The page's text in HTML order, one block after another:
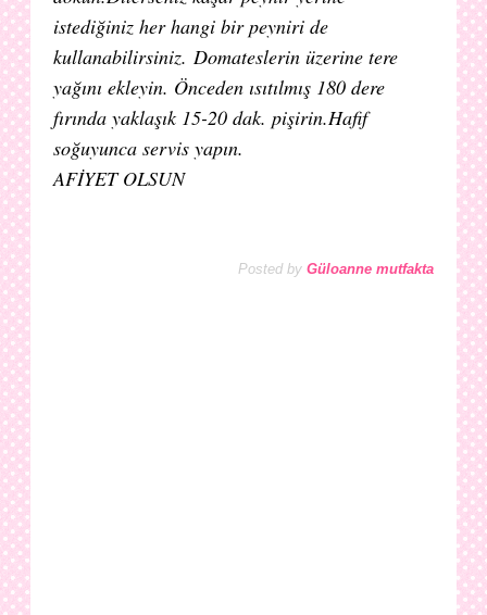
istediğiniz her hangi bir peyniri de
kullanabilirsiniz. Domateslerin üzerine tere
yağını ekleyin. Önceden ısıtılmış 180 dere
fırında yaklaşık 15-20 dak. pişirin.Hafif
soğuyunca servis yapın.
AFİYET OLSUN
Posted by Güloanne mutfakta